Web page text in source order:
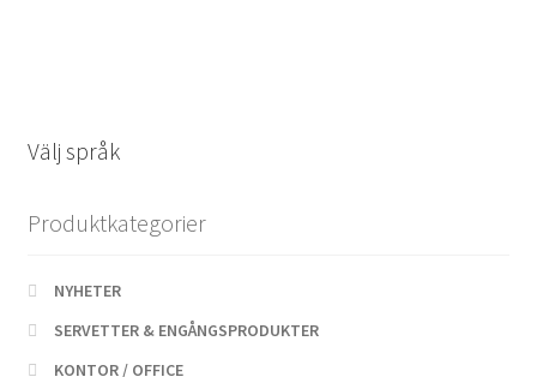
Välj språk
Produktkategorier
NYHETER
SERVETTER & ENGÅNGSPRODUKTER
KONTOR / OFFICE